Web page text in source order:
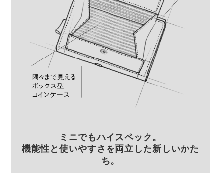
ミニでもハイスペック。
機能性と使いやすさを両立した新しいかた
ち。